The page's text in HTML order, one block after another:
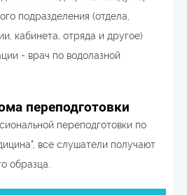
подразделения (отдела,
кабинета, отряда и другое)
- врач по водолазной
переподготовки
переподготовки по
все слушатели получают
образца.